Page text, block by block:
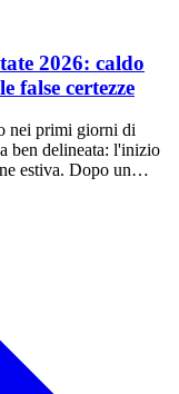
2026: caldo
false certezze
nei primi giorni di
ben delineata: l'inizio
Dopo un
confermano il ritorno